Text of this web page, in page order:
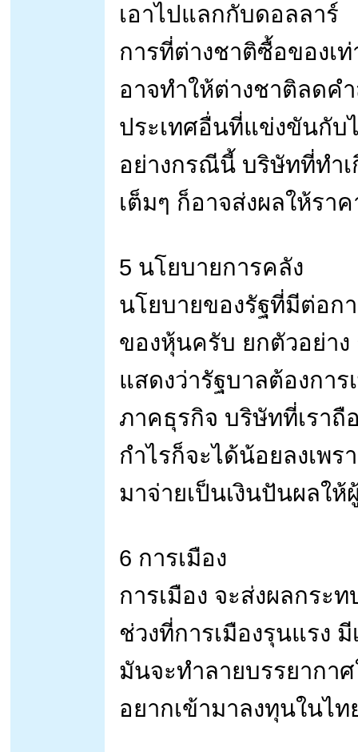
เอาไปแลกกับดอลลาร์
การที่ต่างชาติซื้อของเ
อาจทำให้ต่างชาติลดค
ประเทศอื่นที่แข่งขันกับ
อย่างกรณีนี้ บริษัทที่ทำ
เต็มๆ ก็อาจส่งผลให้รา
5 นโยบายการคลัง
นโยบายของรัฐที่มีต่อก
ของหุ้นครับ ยกตัวอย่าง
แสดงว่ารัฐบาลต้องกา
ภาคธุรกิจ บริษัทที่เรา
กำไรก็จะได้น้อยลงเพร
มาจ่ายเป็นเงินปันผลใ
6 การเมือง
การเมือง จะส่งผลกระ
ช่วงที่การเมืองรุนแรง
มันจะทำลายบรรยากา
อยากเข้ามาลงทุนในไท